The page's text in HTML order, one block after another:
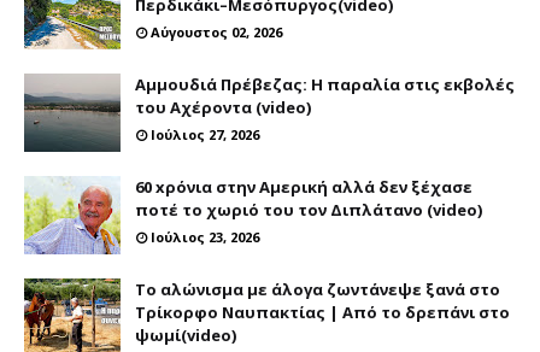
Περδικάκι–Μεσόπυργος(video)
Αύγουστος 02, 2026
Αμμουδιά Πρέβεζας: Η παραλία στις εκβολές
του Αχέροντα (video)
Ιούλιος 27, 2026
60 xρόνια στην Αμερική αλλά δεν ξέχασε
ποτέ το χωριό του τον Διπλάτανο (video)
Ιούλιος 23, 2026
Το αλώνισμα με άλογα ζωντάνεψε ξανά στο
Τρίκορφο Ναυπακτίας | Από το δρεπάνι στο
ψωμί(video)